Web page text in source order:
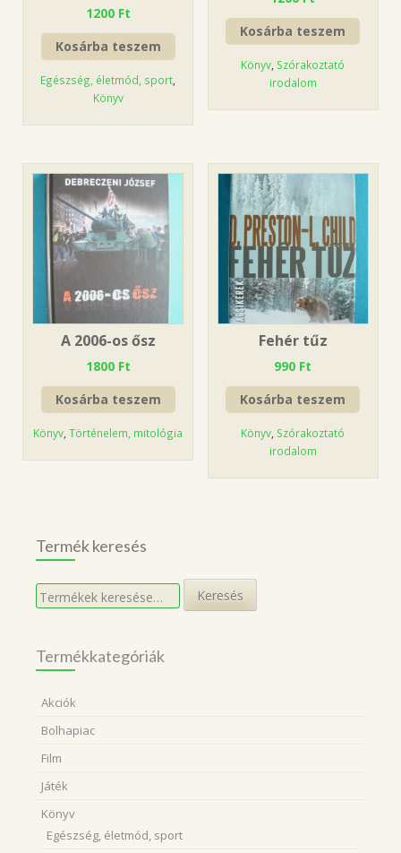
1200 Ft
Kosárba teszem
Egészség, életmód, sport
Könyv
Kosárba teszem
Könyv Szórakoztató
irodalom
A 2006-os ősz
1800 Ft
Kosárba teszem
Könyv ,Történelem, mitológia
Fehér tűz
990 Ft
Kosárba teszem
Könyv Szórakoztató
irodalom
Termék keresés
Keresés
a
Keresés
Termékkategóriák
Akciók
Bolhapiac
Film
Játék
Könyv
Egészség, életmód, sport